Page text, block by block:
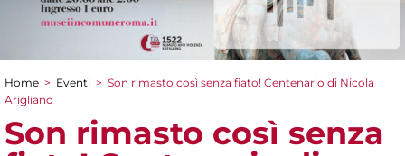
Tu sei qui
Home > Eventi > Son rimasto così senza fiato! Centenario di Nicola
Arigliano
Son rimasto così senza